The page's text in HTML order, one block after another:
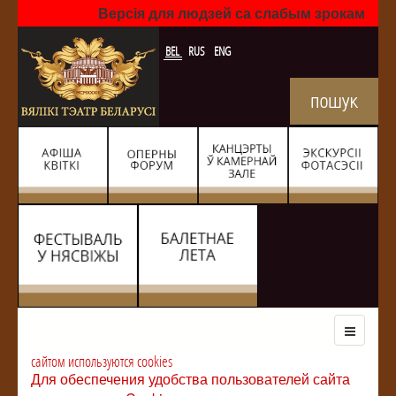
Версія для людзей са слабым зрокам
BEL RUS ENG
сайтом используются cookies
Для обеспечения удобства пользователей сайта